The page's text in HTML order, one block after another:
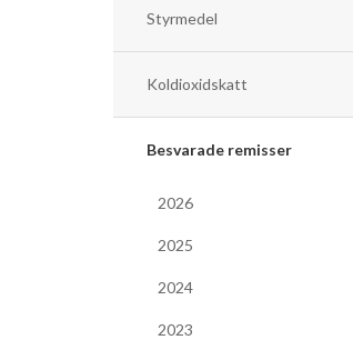
Styrmedel
Koldioxidskatt
Besvarade remisser
2026
2025
2024
2023